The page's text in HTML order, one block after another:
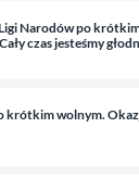
Narodów po
czas jesteśmy
krótkim wolnym.